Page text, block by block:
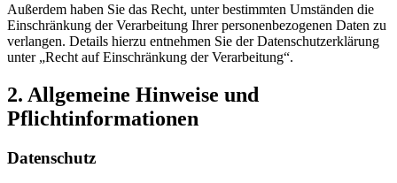
Außerdem haben Sie das Recht, unter bestimmten Umständen die
Einschränkung der Verarbeitung Ihrer personenbezogenen Daten zu
verlangen. Details hierzu entnehmen Sie der Datenschutzerklärung
unter „Recht auf Einschränkung der Verarbeitung“.
2. Allgemeine Hinweise und
Pflichtinformationen
Datenschutz